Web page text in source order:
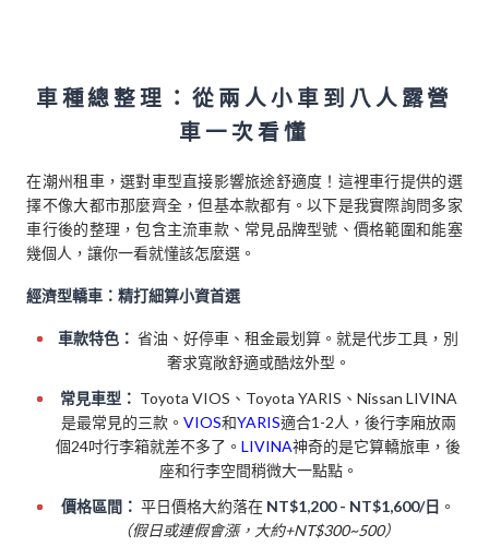
車種總整理：從兩人小車到八人露營
車一次看懂
在潮州租車，選對車型直接影響旅途舒適度！這裡車行提供的選
擇不像大都市那麼齊全，但基本款都有。以下是我實際詢問多家
車行後的整理，包含主流車款、常見品牌型號、價格範圍和能塞
幾個人，讓你一看就懂該怎麼選。
經濟型轎車：精打細算小資首選
車款特色： 省油、好停車、租金最划算。就是代步工具，別
奢求寬敞舒適或酷炫外型。
常見車型： Toyota VIOS、Toyota YARIS、Nissan LIVINA
是最常見的三款。 VIOS和YARIS適合1-2人，後行李廂放兩
個24吋行李箱就差不多了。LIVINA神奇的是它算轎旅車，後
座和行李空間稍微大一點點。
價格區間： 平日價格大約落在 NT$1,200 - NT$1,600/日 。
（假日或連假會漲，大約+NT$300~500）